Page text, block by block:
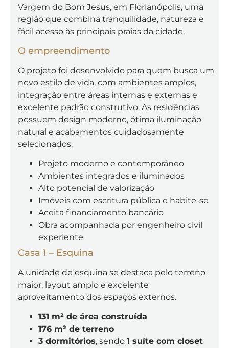
Vargem do Bom Jesus, em Florianópolis, uma
região que combina tranquilidade, natureza e
fácil acesso às principais praias da cidade.
O empreendimento
O projeto foi desenvolvido para quem busca um
novo estilo de vida, com ambientes amplos,
integração entre áreas internas e externas e
excelente padrão construtivo. As residências
possuem design moderno, ótima iluminação
natural e acabamentos cuidadosamente
selecionados.
Projeto moderno e contemporâneo
Ambientes integrados e iluminados
Alto potencial de valorização
Imóveis com escritura pública e habite-se
Aceita financiamento bancário
Obra acompanhada por engenheiro civil
experiente
Casa 1 – Esquina
A unidade de esquina se destaca pelo terreno
maior, layout amplo e excelente
aproveitamento dos espaços externos.
131 m² de área construída
176 m² de terreno
3 dormitórios, sendo 1 suíte com closet